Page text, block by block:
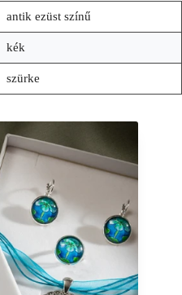
antik ezüst színű
kék
szürke